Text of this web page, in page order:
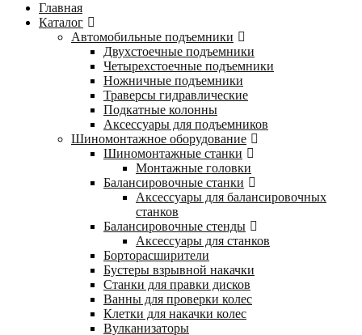
Главная
Каталог
Автомобильные подъемники
Двухстоечные подъемники
Четырехстоечные подъемники
Ножничные подъемники
Траверсы гидравлические
Подкатные колонны
Аксессуары для подъемников
Шиномонтажное оборудование
Шиномонтажные станки
Монтажные головки
Балансировочные станки
Аксессуары для балансировочных
станков
Балансировочные стенды
Аксессуары для станков
Борторасширители
Бустеры взрывной накачки
Станки для правки дисков
Ванны для проверки колес
Клетки для накачки колес
Вулканизаторы